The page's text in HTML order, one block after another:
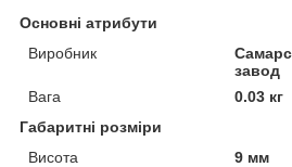
Основні атрибути
Виробник
завод
Вага
0.03 кг
Габаритні розміри
Висота
9 мм